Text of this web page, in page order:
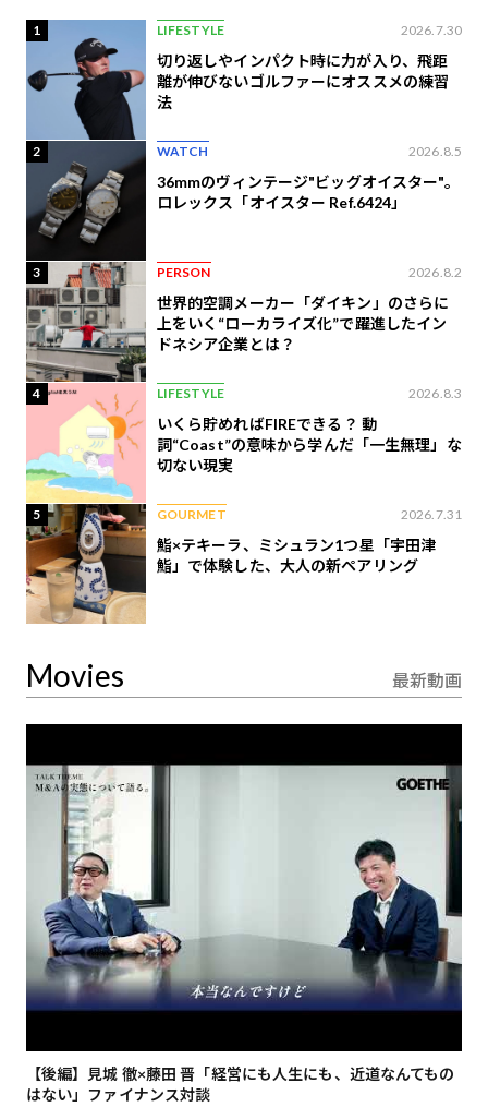
1 LIFESTYLE 2026.7.30
切り返しやインパクト時に力が入り、飛距
離が伸びないゴルファーにオススメの練習
法
2 WATCH 2026.8.5
36mmのヴィンテージ"ビッグオイスター"。
ロレックス「オイスター Ref.6424」
3 PERSON 2026.8.2
世界的空調メーカー「ダイキン」のさらに
上をいく“ローカライズ化”で躍進したイン
ドネシア企業とは？
4 LIFESTYLE 2026.8.3
いくら貯めればFIREできる？ 動
詞“Coast”の意味から学んだ「一生無理」な
切ない現実
5 GOURMET 2026.7.31
鮨×テキーラ、ミシュラン1つ星「宇田津
鮨」で体験した、大人の新ペアリング
Movies 最新動画
【後編】見城 徹×藤田 晋「経営にも人生にも、近道なんてもの
はない」ファイナンス対談